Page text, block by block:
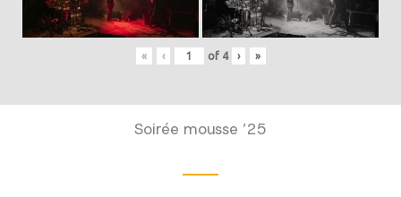
« ‹ of 4 › »
Soirée mousse ’25